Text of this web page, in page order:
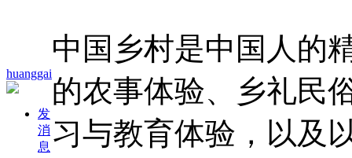
huanggai
发
消
息
中国乡村是中国人的
的农事体验、乡礼民
习与教育体验，以及